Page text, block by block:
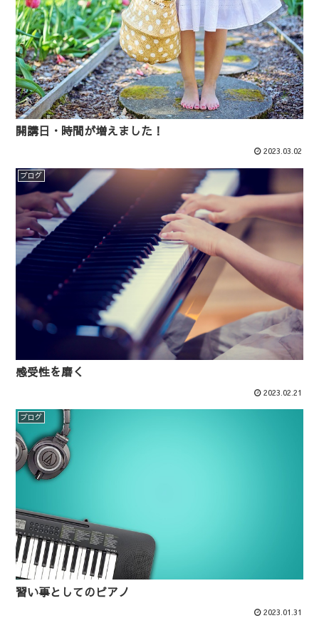
開講日・時間が増えました！
2023.03.02
ブログ
感受性を磨く
2023.02.21
ブログ
習い事としてのピアノ
2023.01.31